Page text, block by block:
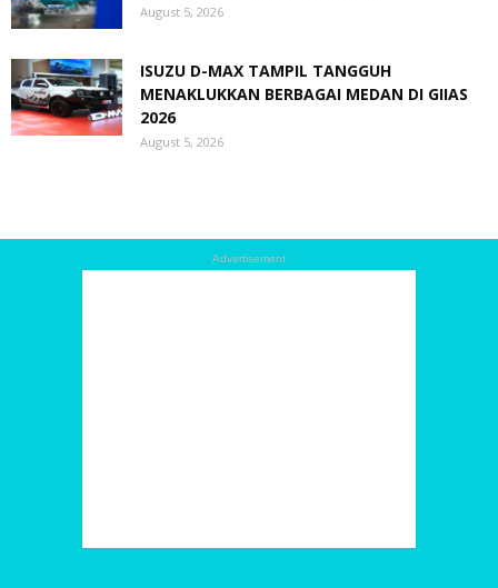
August 5, 2026
ISUZU D-MAX TAMPIL TANGGUH
MENAKLUKKAN BERBAGAI MEDAN DI GIIAS
2026
August 5, 2026
Advertisement